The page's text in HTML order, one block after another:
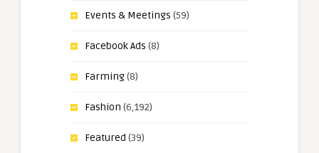
Events & Meetings (59)
Facebook Ads (8)
Farming(8)
Fashion (6,192)
Featured (39)